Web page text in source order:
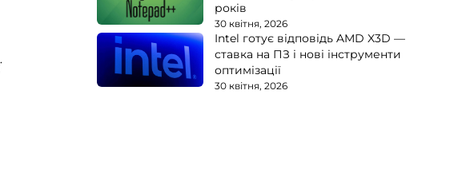
років
30 квітня, 2026
Intel готує відповідь AMD X3D —
ставка на ПЗ і нові інструменти
оптимізації
30 квітня, 2026